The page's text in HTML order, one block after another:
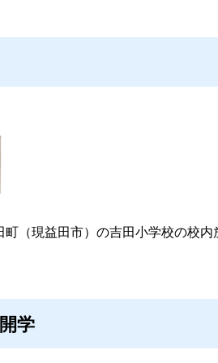
町（現益田市）の吉田小学校の校内
学